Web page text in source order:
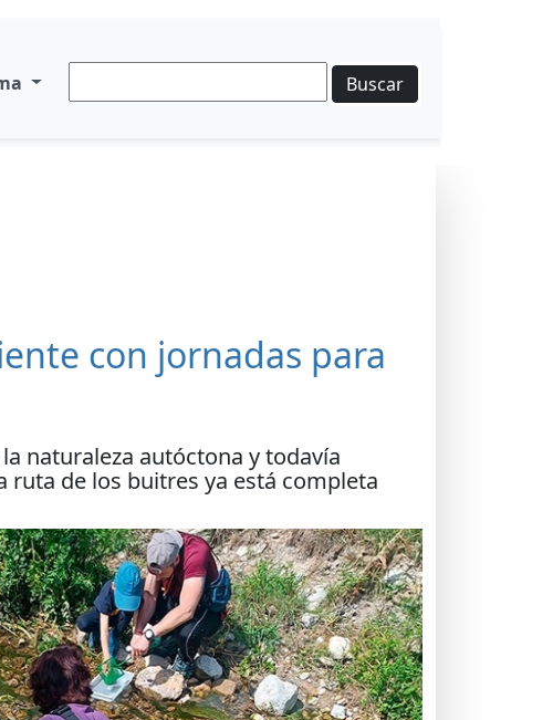
Buscar
con jornadas para
naturaleza autóctona y todavía
ruta de los buitres ya está completa